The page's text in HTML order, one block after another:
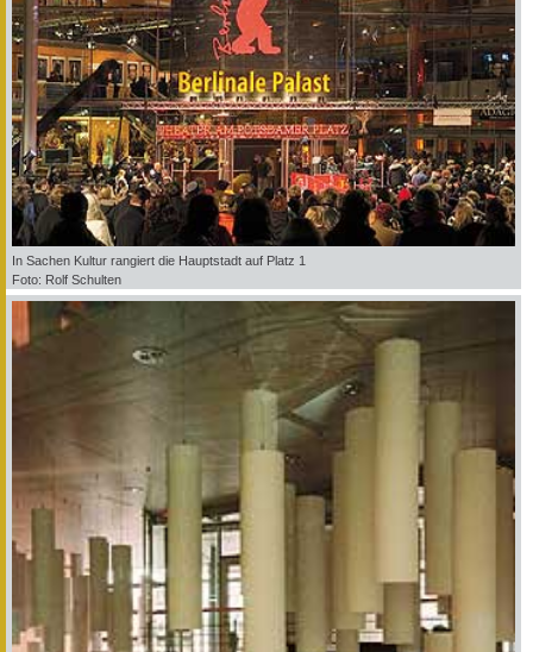
In Sachen Kultur rangiert die Hauptstadt auf Platz 1
Foto: Rolf Schulten